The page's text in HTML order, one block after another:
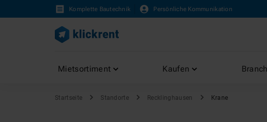
Komplette Bautechnik Persönliche Kommunikation
Mietsortiment Kaufen
Startseite Standorte Recklinghausen Krane